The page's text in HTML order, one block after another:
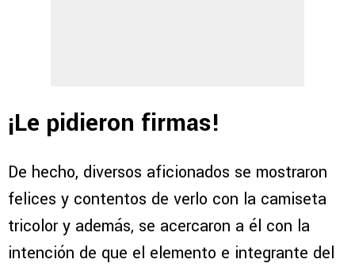
¡Le pidieron firmas!
De hecho, diversos aficionados se mostraron
felices y contentos de verlo con la camiseta
tricolor y además, se acercaron a él con la
intención de que el elemento e integrante del